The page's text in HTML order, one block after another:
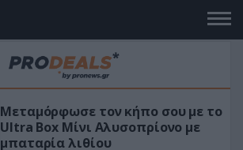
Μεταμόρφωσε τον κήπο σου με το
Ultra Box Μίνι Αλυσοπρίονο με
μπαταρία λιθίου